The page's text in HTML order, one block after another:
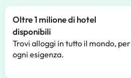
Oltre 1 milione di hotel
disponibili
Trovi alloggi in tutto il mondo, per
ogni esigenza.